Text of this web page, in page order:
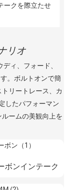
ークを際立たせ
リオ
ィ、フォード、
。ボルトオンで簡
リートレース、カ
したパフォーマン
ームの美観向上を
ボンインテーク